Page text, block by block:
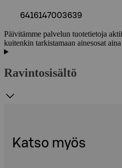
6416147003639
Päivitämme palvelun tuotetietoja
kuitenkin tarkistamaan ainesosat
Ravintosisältö
Katso myös